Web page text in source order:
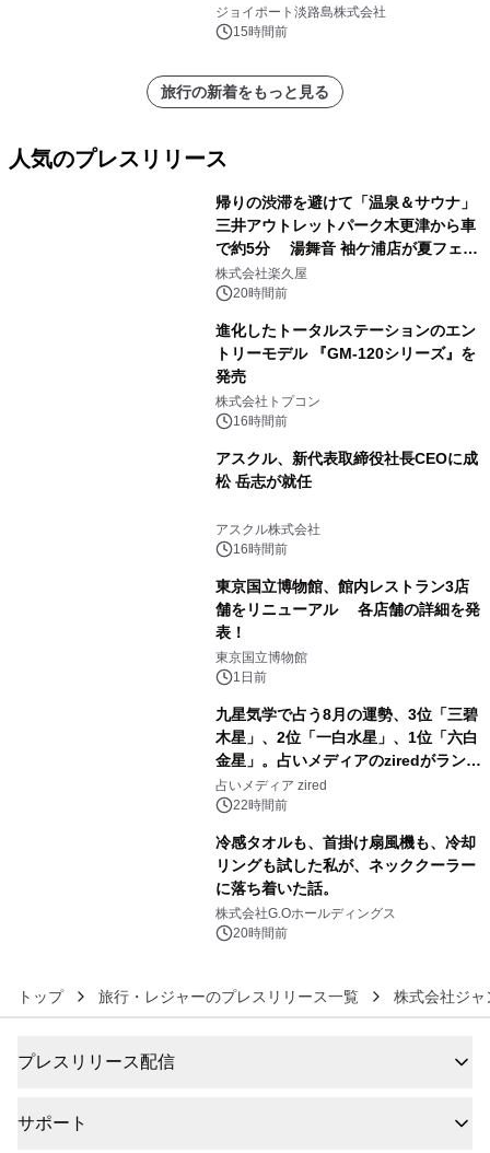
開始！
ジョイポート淡路島株式会社
15時間前
旅行の新着をもっと見る
人気のプレスリリース
帰りの渋滞を避けて「温泉＆サウナ」
三井アウトレットパーク木更津から車
で約5分 湯舞音 袖ケ浦店が夏フェア
メニューを提供
株式会社楽久屋
20時間前
進化したトータルステーションのエン
トリーモデル 『GM-120シリーズ』を
発売
株式会社トプコン
16時間前
アスクル、新代表取締役社長CEOに成
松 岳志が就任
アスクル株式会社
16時間前
東京国立博物館、館内レストラン3店
舗をリニューアル 各店舗の詳細を発
表！
東京国立博物館
1日前
九星気学で占う8月の運勢、3位「三碧
木星」、2位「一白水星」、1位「六白
金星」。占いメディアのziredがランキ
ングを発表
占いメディア zired
22時間前
冷感タオルも、首掛け扇風機も、冷却
リングも試した私が、ネッククーラー
に落ち着いた話。
株式会社G.Oホールディングス
20時間前
トップ 旅行・レジャーのプレスリリース一覧 株式会社ジ
プレスリリース配信
サポート